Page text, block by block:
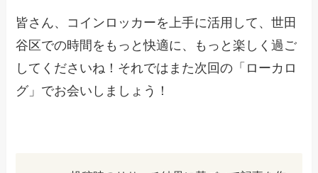
皆さん、コインロッカーを上手に活用して、世田
谷区での時間をもっと快適に、もっと楽しく過ご
してくださいね！それではまた次回の「ローカロ
グ」でお会いしましょう！